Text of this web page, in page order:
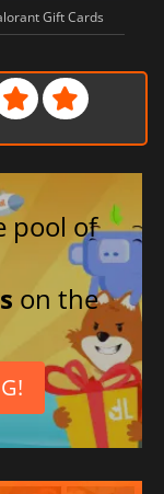
Gift Cards
pool of
on the